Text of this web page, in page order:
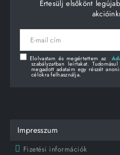
Értesülj elsőkönt
E-
mail
Elolvastam és megértettem az
szabályzatban leírtakat.
megadott adataim egy részét
célokra felhasználja.
Impresszum
Fizetési információk